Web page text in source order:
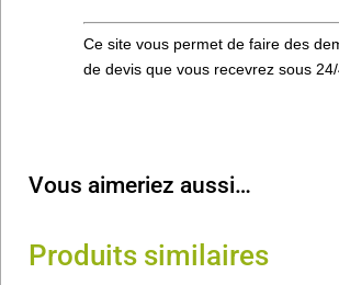
Ce site vous permet de faire des
de devis que vous recevrez sous
Vous aimeriez aussi…
Produits similaires